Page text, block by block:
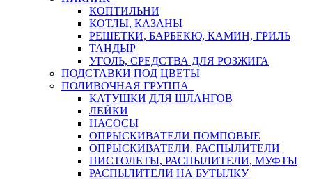
КОПТИЛЬНИ
КОТЛЫ, КАЗАНЫ
РЕШЕТКИ, БАРБЕКЮ, КАМИН, ГРИЛЬ
ТАНДЫР
УГОЛЬ, СРЕДСТВА ДЛЯ РОЗЖИГА
ПОДСТАВКИ ПОД ЦВЕТЫ
ПОЛИВОЧНАЯ ГРУППА
КАТУШКИ ДЛЯ ШЛАНГОВ
ЛЕЙКИ
НАСОСЫ
ОПРЫСКИВАТЕЛИ ПОМПОВЫЕ
ОПРЫСКИВАТЕЛИ, РАСПЫЛИТЕЛИ
ПИСТОЛЕТЫ, РАСПЫЛИТЕЛИ, МУФТЫ
РАСПЫЛИТЕЛИ НА БУТЫЛКУ